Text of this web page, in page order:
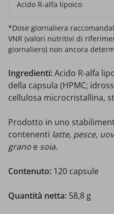
Acido R-alfa lipoico
*Dose giornaliera
VNR (valori nutritivi di
giornaliero) non ancora
Ingredienti:Acido R-alfa
della capsula (HPMC;
cellulosa microcristallina,
Prodotto in uno
contenenti latte, pesce,
grano e soia.
Contenuto: 120 capsule
Quantità netta: 58,8 g